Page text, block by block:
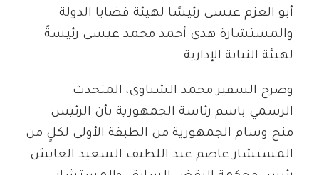
أبو العزم عيسى رئيسًا لهيئة قضايا الدولة
والمستشارة هدى أحمد محمد عيسى رئيسةً
لهيئة النيابة الإدارية.
وصرح السفير محمد الشناوى، المتحدث
الرسمي باسم رئاسة الجمهورية بأن الرئيس
منح وسام الجمهورية من الطبقة الأولى لكلٍ من
المستشار عاصم عبد اللطيف السعيد الغايش